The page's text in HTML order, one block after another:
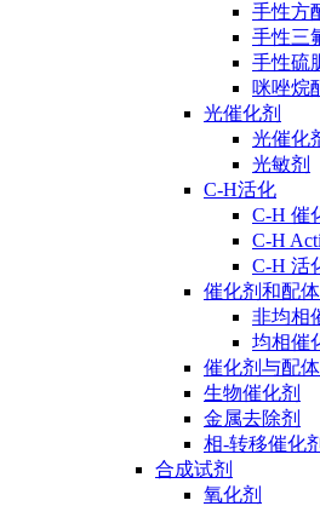
手性方
手性三
手性硫
咪唑烷
光催化剂
光催化
光敏剂
C-H活化
C-H 催
C-H
C-H 活
催化剂和配体
非均相
均相催
催化剂与配
生物催化剂
金属去除剂
相-转移催化剂
合成试剂
氧化剂